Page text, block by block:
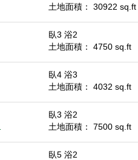
土地面積： 30922 sq.ft
臥3 浴2
土地面積： 4750 sq.ft
臥4 浴3
土地面積： 4032 sq.ft
臥3 浴2
土地面積： 7500 sq.ft
臥5 浴2